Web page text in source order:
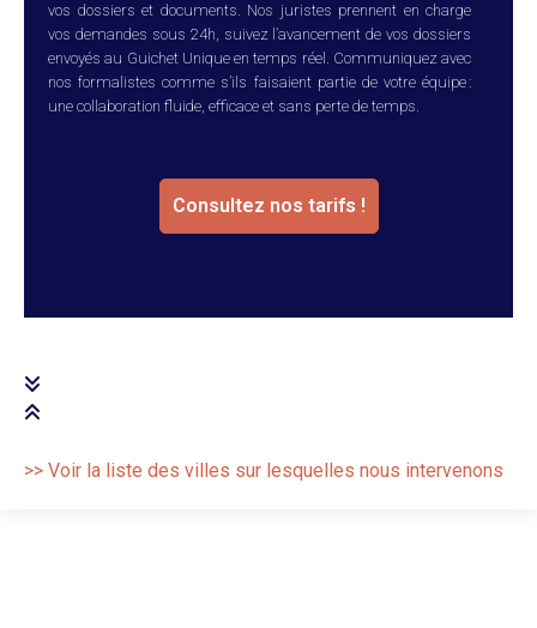
vos dossiers et documents. Nos juristes prennent en charge
vos demandes sous 24h, suivez l’avancement de vos dossiers
envoyés au Guichet Unique en temps réel. Communiquez avec
nos formalistes comme s’ils faisaient partie de votre équipe :
une collaboration fluide, efficace et sans perte de temps.
Consultez nos tarifs !
>> Voir la liste des villes sur lesquelles nous intervenons